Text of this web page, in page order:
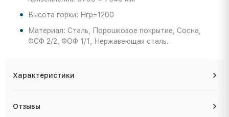
Высота горки: Нгр=1200
Материал: Сталь, Порошковое покрытие, Сосна,
ФСФ 2/2, ФОФ 1/1, Нержавеющая сталь.
Характеристики
Отзывы